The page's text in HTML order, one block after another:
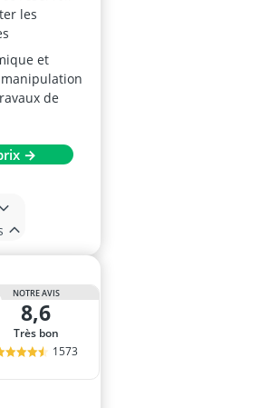
les
et
de
→
NOTRE AVIS
8,6
Très bon
1573